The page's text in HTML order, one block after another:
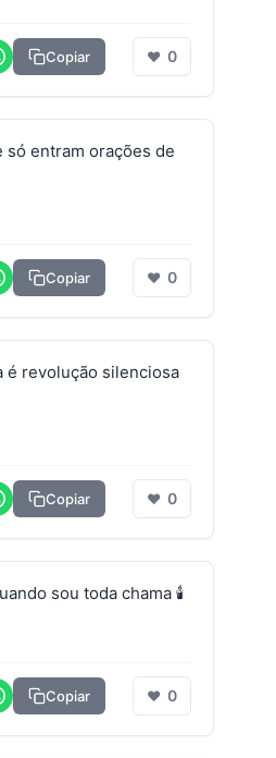
Copiar ❤ 0
só entram orações de
Copiar ❤ 0
é revolução silenciosa
Copiar ❤ 0
sou toda chama 🕯️
Copiar ❤ 0